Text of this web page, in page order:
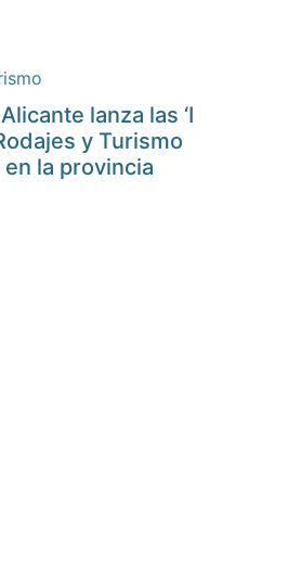
lanza las ‘I
y Turismo
en la provincia